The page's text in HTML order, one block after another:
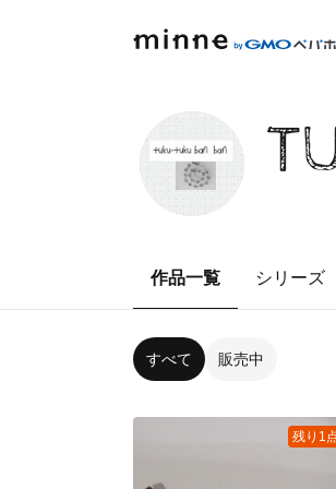
作品一覧 シリーズ
すべて 販売中
残り1